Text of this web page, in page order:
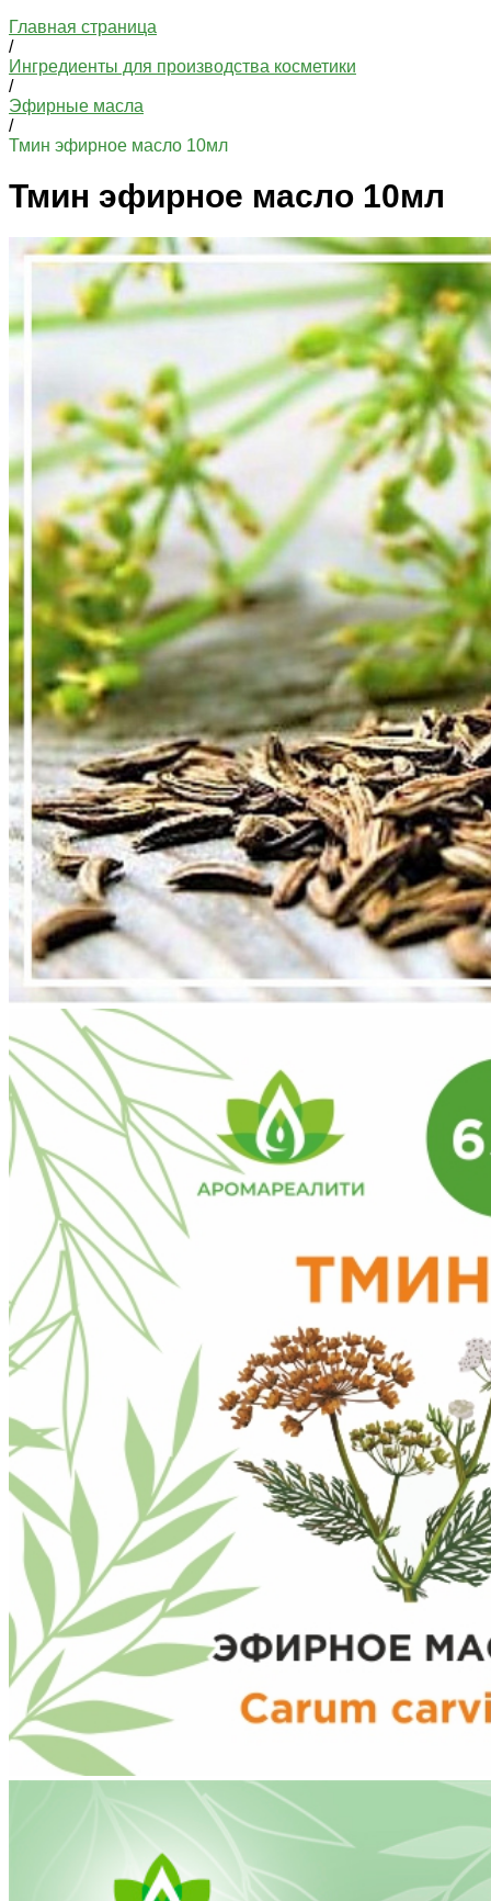
Главная страница
/
Ингредиенты для производства косметики
/
Эфирные масла
/
Тмин эфирное масло 10мл
Тмин эфирное масло 10мл